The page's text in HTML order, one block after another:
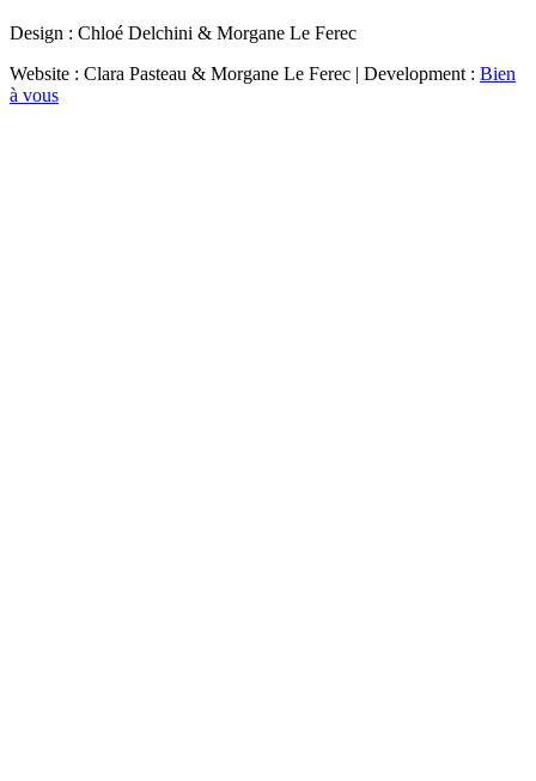
Design : Chloé Delchini & Morgane Le Ferec
Website : Clara Pasteau & Morgane Le Ferec | Development : Bien
à vous